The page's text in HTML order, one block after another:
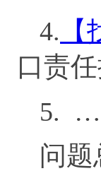
4.
口责任
5.
问